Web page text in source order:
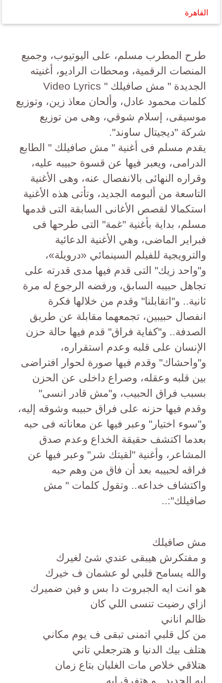
القاهرة
طرح المطرب مسلم، على اليوتيوب، وجميع
المنصات الرقمية، ومحطات الراديو، أغنيته
الجديدة " مش صافيلك " Video Lyrics
كلمات محمود عادل، وألحان معاذ زين، وتوزيع
موسيقى، إسلام شوقي، وهى من توزيع
شركة "ديجيتال ساوند".
يقدم مسلم فى أغنية " مش صافيلك " الطابع
الدرامى، ويعبر فيها عن قسوة حبيبه عليه،
وقراره النهائى بالانفصال عنه، وهى الأغنية
التاسعة من ألبومه الجديد، وتأتى هذه الأغنية
استكمالا لقصص الأغانى السابقة التى قدمها
مسلم، بداية بأغنية "غمة" التى طرحها فى
فبراير الماضى، وهي الأغنية الدعائية
والترويجية للفيلم السينمائي «درويلة»،
و"واحد زيك" التى قدم فيها مدى قدرته على
تجاهل حبيبه السابق، ورفضه الرجوع له مرة
ثانية.. و"اتقابلنا" وقدم من خلالها فكرة
انفصال حبيبين، تجمعهما مقابلة عن طريق
الصدفة.. و"كفاية فراق" قدم فيها حالة حزن
الإنسان على قلبه وعدم استقراره،
و"واحشاك" وقدم فيها صورة لحوار افتراضى
بين قلبه وعقله، وصراع داخلى عن الحزن
بسبب فراق الحبيب، و"مش قادر انسى"
وقدم فيها حزنه على فراق حبيبه وشوقه إليه،
و"سوء اختيار" وعبر فيها عن معاناته فى حبه
بعدما اكتشف حقيقة الخداع وعدم صدق
المشاعر، وأغنية "لقيتك شر" وعبر فيها عن
فراقه لحبيبه بعد أن فاق من وهم حبه
واكتشاف خداعه.. وتقول كلمات " مش
صافيلك":..
مش صافيلك
و مفتكرش هيبقى عندي شئ لغيرك
والله يسامح قلبي لو عشمان ف خيرك
هو انت ايه الجبروت دا بس و فين ضميرك
ازاي رضيت تنسى اللي كان
ظالم اناني
من كل قلبي اتمنى تبقى ف يوم مكاني
هتلف بيك الدنيا و هترجعلي تاني
هتلاقي خلاص مات الغلبان بتاع زمان
ايه الجديد , و هتفرق ايه